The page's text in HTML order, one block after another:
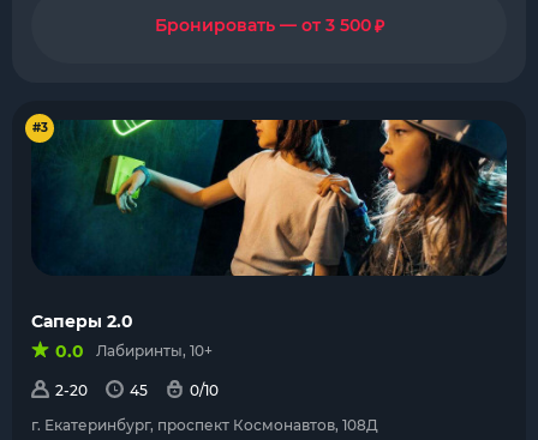
Бронировать — от 3 500₽
#3
Саперы 2.0
0.0
Лабиринты, 10+
2-20 45
0/10
г. Екатеринбург, проспект Космонавтов, 108Д